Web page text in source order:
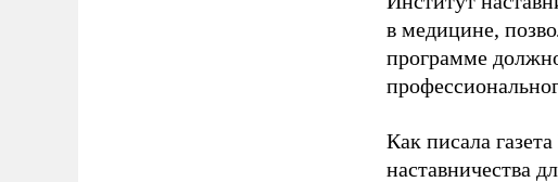
в медицине,
программе
Как писала
наставничества